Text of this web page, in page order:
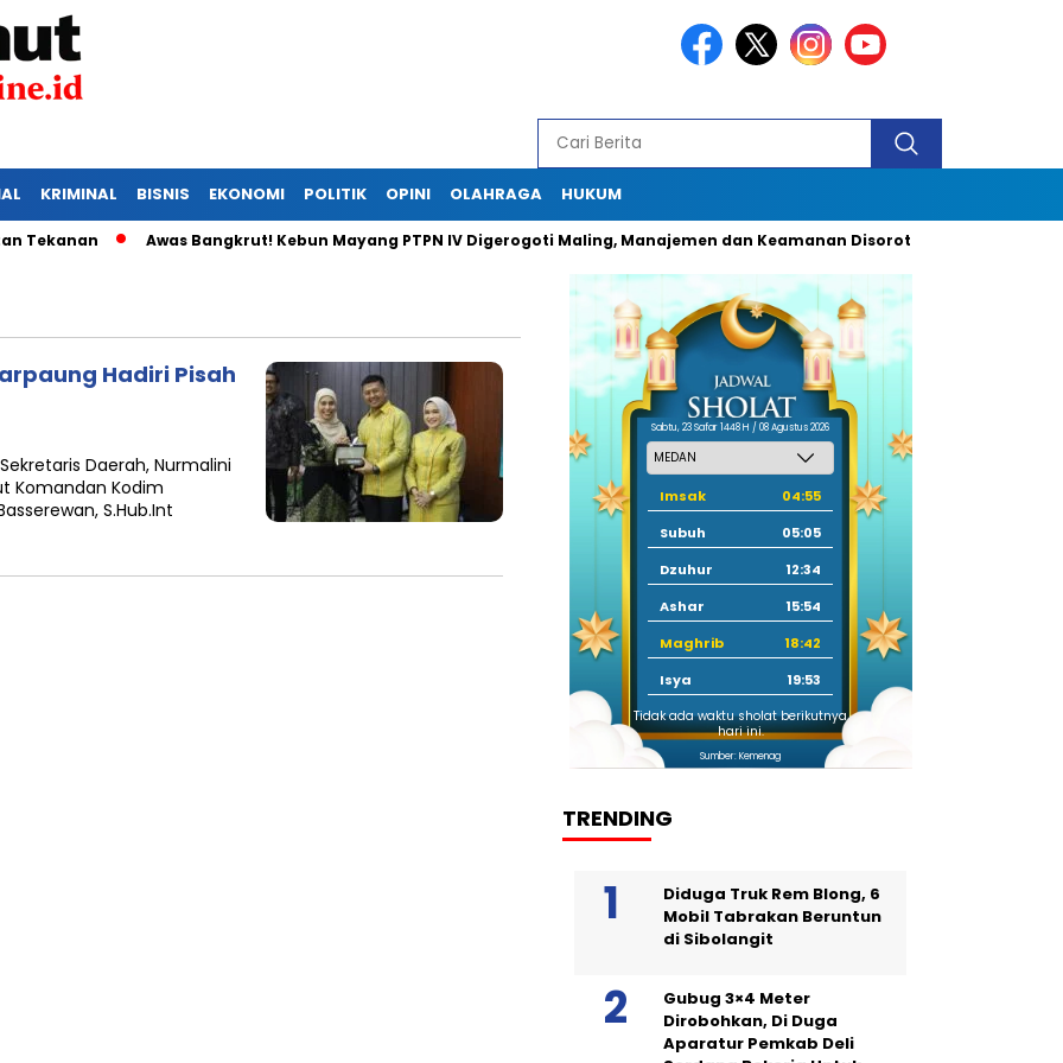
KRIMINAL BISNIS EKONOMI POLITIK OPINI OLAHRAGA HUKUM
Awas Bangkrut! Kebun Mayang PTPN IV Digerogoti Maling, Manajemen dan Keamanan Disorot Tajam
Hadiri Pisah
Sekretaris Daerah, Nurmalini
Komandan Kodim
S.Hub.Int
Sabtu, 23 Safar 1448 H / 08 Agustus 2026
Imsak
04:55
Subuh
05:05
Dzuhur
12:34
Ashar
15:54
Maghrib
18:42
Isya
19:53
Tidak ada waktu sholat berikutnya
hari ini.
Sumber: Kemenag
TRENDING
Diduga Truk Rem Blong, 6
Mobil Tabrakan Beruntun
di Sibolangit
Gubug 3×4 Meter
Dirobohkan, Di Duga
Aparatur Pemkab Deli